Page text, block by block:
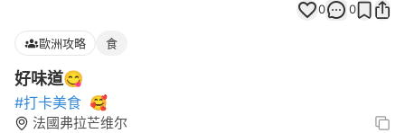
0 0
歐洲攻略 食
好味道😋
#打卡美食 🥰
法國弗拉芒维尔